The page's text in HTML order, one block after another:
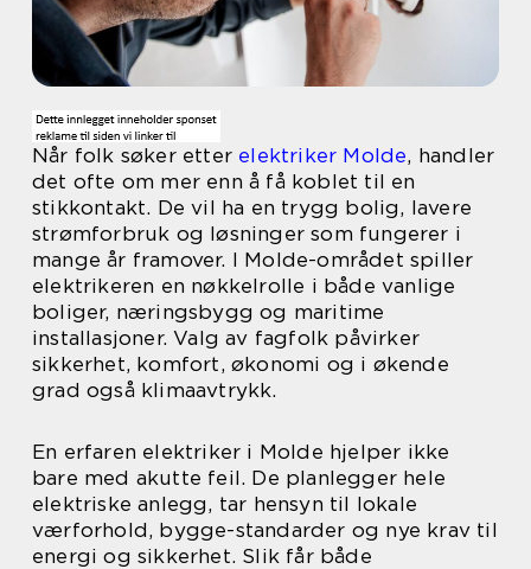
Når folk søker etter elektriker Molde, handler
det ofte om mer enn å få koblet til en
stikkontakt. De vil ha en trygg bolig, lavere
strømforbruk og løsninger som fungerer i
mange år framover. I Molde-området spiller
elektrikeren en nøkkelrolle i både vanlige
boliger, næringsbygg og maritime
installasjoner. Valg av fagfolk påvirker
sikkerhet, komfort, økonomi og i økende
grad også klimaavtrykk.
En erfaren elektriker i Molde hjelper ikke
bare med akutte feil. De planlegger hele
elektriske anlegg, tar hensyn til lokale
værforhold, bygge-standarder og nye krav til
energi og sikkerhet. Slik får både